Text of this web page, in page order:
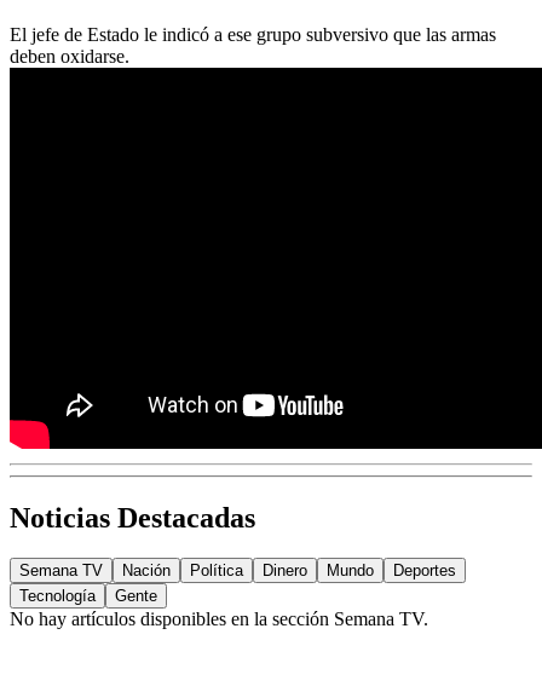
El jefe de Estado le indicó a ese grupo subversivo que las armas
deben oxidarse.
Noticias Destacadas
Semana TV Nación Política Dinero Mundo
Deportes
Tecnología
Gente
No hay artículos disponibles en la sección Semana TV.